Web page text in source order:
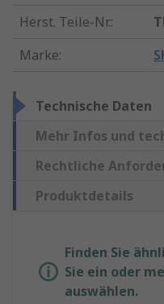
Herst. Teile-Nr.:
Marke:
Technische Daten
Mehr Infos und
Rechtliche
Produktdetails
Finden Sie
Sie ein oder
auswählen.